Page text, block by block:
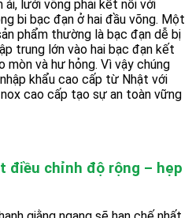
lưới võng phải kết nối với
bi bạc đạn ở hai đầu võng. Một
phẩm thường là bạc đạn dễ bị
trung lớn vào hai bạc đạn kết
mòn và hư hỏng. Vì vậy chúng
khẩu cao cấp từ Nhật với
cao cấp tạo sự an toàn vững
điều chỉnh độ rộng – hẹp